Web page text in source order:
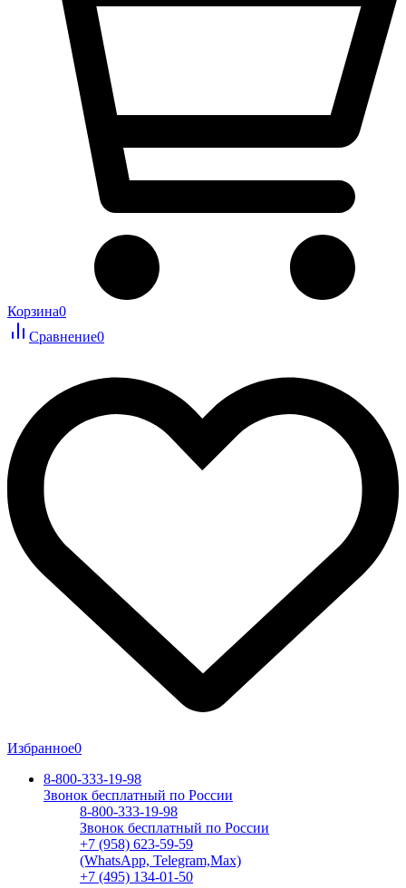
Корзина0
Сравнение0
Избранное0
8-800-333-19-98
Звонок бесплатный по России
8-800-333-19-98
Звонок бесплатный по России
+7 (958) 623-59-59
(WhatsApp, Telegram,Max)
+7 (495) 134-01-50